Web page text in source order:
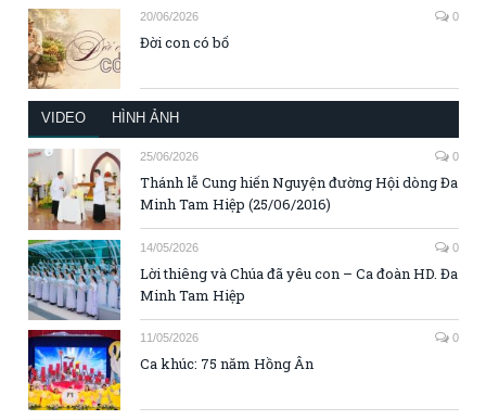
20/06/2026 0
Đời con có bố
VIDEO HÌNH ẢNH
25/06/2026 0
Thánh lễ Cung hiến Nguyện đường Hội dòng Đa
Minh Tam Hiệp (25/06/2016)
14/05/2026 0
Lời thiêng và Chúa đã yêu con – Ca đoàn HD. Đa
Minh Tam Hiệp
11/05/2026 0
Ca khúc: 75 năm Hồng Ân